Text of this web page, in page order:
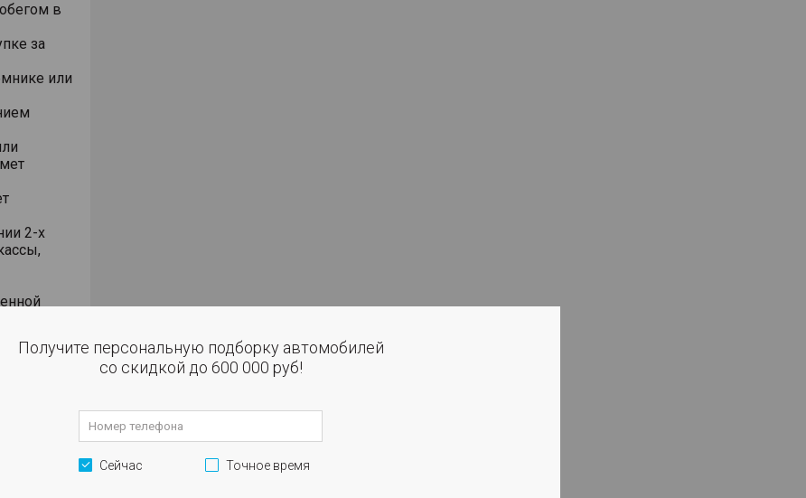
в
за
или
2-х
числе
от
полное
Получите персональную подборку автомобилей
со скидкой до 600 000 руб!
Сейчас Точное время